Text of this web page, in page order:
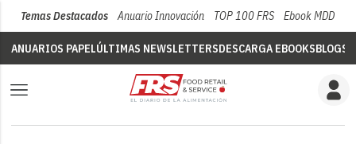
Temas Destacados Anuario Innovación TOP 100 FRS Ebook MDD
ANUARIOS PAPELÚLTIMAS NEWSLETTERSDESCARGA EBOOKSBLOGS